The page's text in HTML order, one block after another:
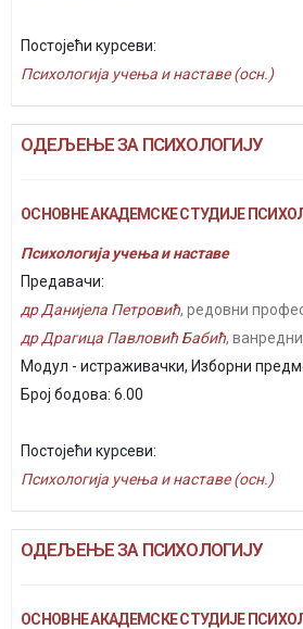
Постојећи курсеви:
Психологија учења и наставе (осн.)
ОДЕЉЕЊЕ ЗА ПСИХОЛОГИЈУ
ОСНОВНЕ АКАДЕМСКЕ СТУДИЈЕ
Психологија учења и наставе
Предавачи:
др Данијела Петровић, редовни
др Драгица Павловић Бабић,
Модул - истраживачки, Изборни
Број бодова: 6.00
Постојећи курсеви:
Психологија учења и наставе (осн.)
ОДЕЉЕЊЕ ЗА ПСИХОЛОГИЈУ
ОСНОВНЕ АКАДЕМСКЕ СТУДИЈЕ